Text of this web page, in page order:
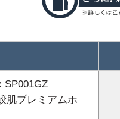
SP001GZ
肌プレミアムホ